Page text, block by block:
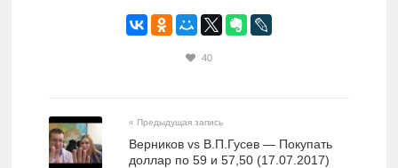
40
« Предыдущая запись
Верников vs В.П.Гусев — Покупать
доллар по 59 и 57,50 (17.07.2017)